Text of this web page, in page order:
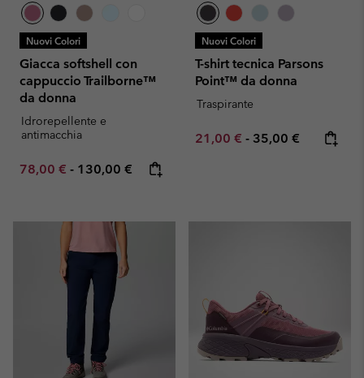
Nuovi Colori
Giacca softshell con
cappuccio Trailborne™
da donna
Idrorepellente e
antimacchia
Minimum sale price:
78,00 € - Maximum price:
130,00 €
Nuovi Colori
T-shirt tecnica Parsons
Point™ da donna
Traspirante
Minimum sale price:
21,00 € - Maximum price:
35,00 €